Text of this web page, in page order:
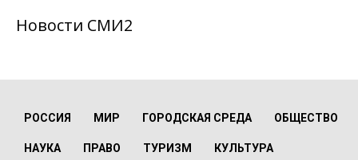
Новости СМИ2
РОССИЯ МИР ГОРОДСКАЯ СРЕДА ОБЩЕСТВО
НАУКА ПРАВО ТУРИЗМ КУЛЬТУРА